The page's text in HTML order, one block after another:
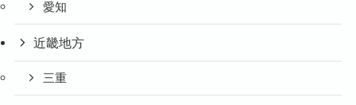
愛知
近畿地方
三重